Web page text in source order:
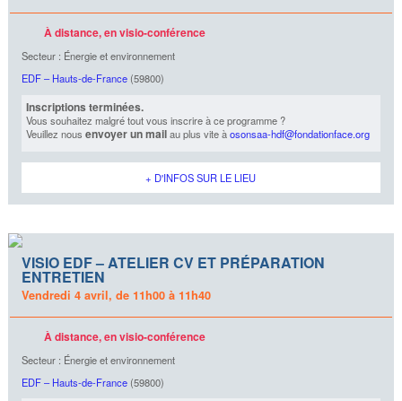
À distance, en visio-conférence
Secteur : Énergie et environnement
EDF – Hauts-de-France (59800)
Inscriptions terminées.
Vous souhaitez malgré tout vous inscrire à ce programme ?
Veuillez nous envoyer un mailau plus vite àosonsaa-hdf@fondationface.org
+ D'INFOS SUR LE LIEU
VISIO EDF – ATELIER CV ET PRÉPARATION
ENTRETIEN
Vendredi 4 avril, de 11h00 à 11h40
À distance, en visio-conférence
Secteur : Énergie et environnement
EDF – Hauts-de-France (59800)